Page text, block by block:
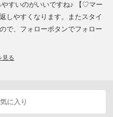
すいのがいいですね♪ 【♡マー
しやすくなります。またスタイ
で、フォローボタンでフォロー
見る
に入り